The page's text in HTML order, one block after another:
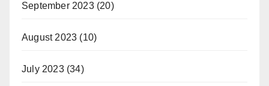
September 2023(20)
August 2023 (10)
July 2023(34)